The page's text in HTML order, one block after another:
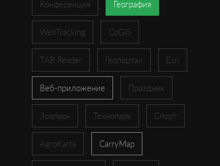
Конференция География
WellTracking CoGIS
TAB Reader Геопортал Esri
Веб-приложение Праздник
Зоопарк Технопарк Спорт
AgroKarta CarryMap